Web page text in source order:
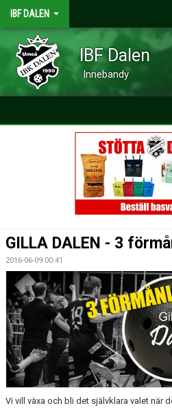
IBF DALEN
IBF Dalen
Innebandy
VÅRA LAG
TRYGGA IDROTTSMILJÖER
UTBILDNING
ÖVERGÅNGSPOLICY
KONTAKT
GILLA DALEN - 3
2016-06-09 00:41
Vi vill växa och bli det självklara valet när